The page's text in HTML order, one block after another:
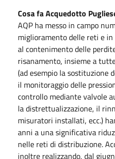
Cosa fa Acquedotto
AQP ha messo in campo
miglioramento delle reti e
al contenimento delle
risanamento, insieme a
(ad esempio la sostituzione
il monitoraggio delle
controllo mediante valvole
la distrettualizzazione, il
misuratori installati, ecc.)
anni a una significativa
nelle reti di distribuzione.
inoltre realizzando, dal